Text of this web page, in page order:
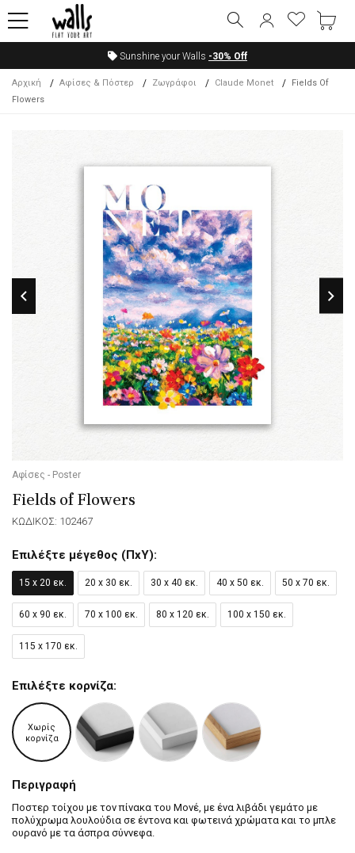
Sunshine your Walls -30% Off
Αρχική Αφίσες & Πόστερ Ζωγράφοι Claude Monet
Fields Of
Flowers
Αφίσες - Poster
Fields of Flowers
ΚΩΔΙΚΟΣ: 102467
Επιλέξτε μέγεθος (ΠxΥ):
15 x 20 εκ. 20 x 30 εκ. 30 x 40 εκ. 40 x 50 εκ. 50 x 70 εκ.
60 x 90 εκ. 70 x 100 εκ. 80 x 120 εκ. 100 x 150 εκ.
115 x 170 εκ.
Επιλέξτε κορνίζα:
Χωρίς
κορνίζα
Περιγραφή
Ποστερ τοίχου με τον πίνακα του Μονέ, με ένα λιβάδι γεμάτο με
πολύχρωμα λουλούδια σε έντονα και φωτεινά χρώματα και το μπλε
ουρανό με τα άσπρα σύννεφα.